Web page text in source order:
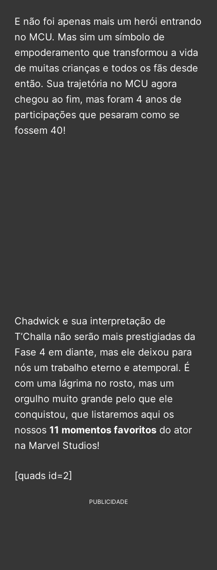
E não foi apenas mais um herói entrando
no MCU. Mas sim um símbolo de
empoderamento que transformou a vida
de muitas crianças e todos os fãs desde
então. Sua trajetória no MCU agora
chegou ao fim, mas foram 4 anos de
participações que pesaram como se
fossem 40!
Chadwick e sua interpretação de
T’Challa não serão mais prestigiadas da
Fase 4 em diante, mas ele deixou para
nós um trabalho eterno e atemporal. É
com uma lágrima no rosto, mas um
orgulho muito grande pelo que ele
conquistou, que listaremos aqui os
nossos 11 momentos favoritos do ator
na Marvel Studios!
[quads id=2]
PUBLICIDADE